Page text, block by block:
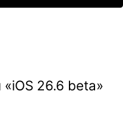
26.6 beta»